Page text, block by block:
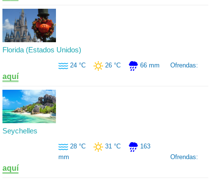
Florida (Estados Unidos)
24 °C 26 °C 66 mm Ofrendas:
aquí
Seychelles
28 °C 31 °C
163
mm
Ofrendas:
aquí